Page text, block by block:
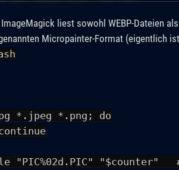
liest sowohl WEBP-Dateien
Micropainter-Format (eigentlich
*.jpeg *.png; do
"$counter" #